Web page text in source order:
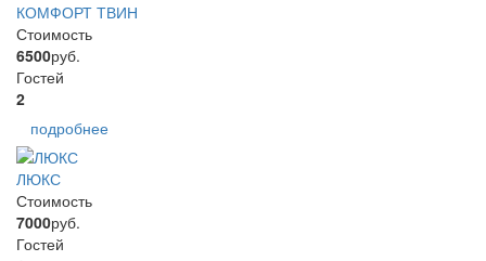
КОМФОРТ ТВИН
Стоимость
6500руб.
Гостей
2
подробнее
ЛЮКС
Стоимость
7000руб.
Гостей